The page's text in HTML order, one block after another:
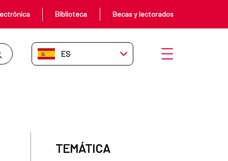
Biblioteca Becas y lectorados
ES-ES Abrir menú
TEMÁTICA